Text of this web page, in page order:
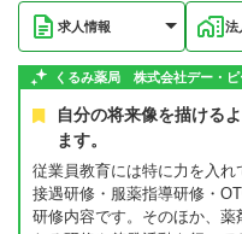
求人情報 法
くるみ薬局 株式会社デー・ピ
自分の将来像を描ける
ます。
従業員教育には特に力を入れ
接遇研修・服薬指導研修・
研修内容です。そのほか、